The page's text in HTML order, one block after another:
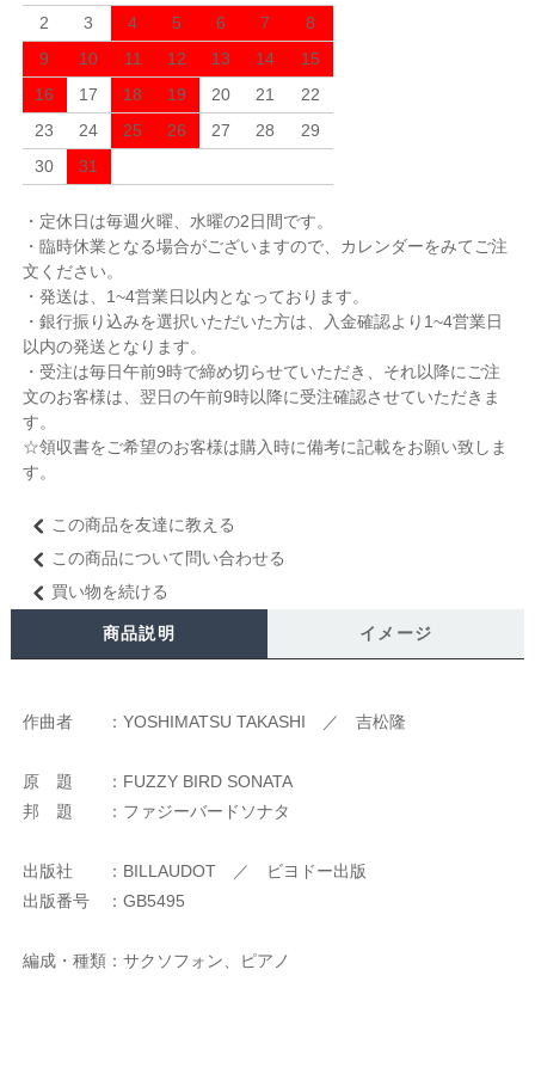
2
3 4 5 6 7
8
9
10 11 12 13 14
15
16
17 18 19 20 21
22
23
24 25 26 27 28
29
30
31
・定休日は毎週火曜、水曜の2日間です。
・臨時休業となる場合がございますので、カレンダーをみてご注
文ください。
・発送は、1~4営業日以内となっております。
・銀行振り込みを選択いただいた方は、入金確認より1~4営業日
以内の発送となります。
・受注は毎日午前9時で締め切らせていただき、それ以降にご注
文のお客様は、翌日の午前9時以降に受注確認させていただきま
す。
☆領収書をご希望のお客様は購入時に備考に記載をお願い致しま
す。
この商品を友達に教える
この商品について問い合わせる
買い物を続ける
商品説明 イメージ
作曲者 ：YOSHIMATSU TAKASHI ／ 吉松隆
原 題 ：FUZZY BIRD SONATA
邦 題 ：ファジーバードソナタ
出版社 ：BILLAUDOT ／ ビヨドー出版
出版番号 ：GB5495
編成・種類：サクソフォン、ピアノ